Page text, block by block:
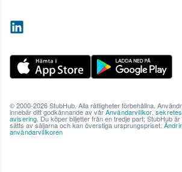
© 2000-2026 StubHub. Alla rättigheter förbehållna.
innebär ditt godkännande av vårAnvändarvillkor ,
avisering . Du köper biljetter från en tredje part; StubHub
sätts av säljarna och kan överstiga ursprungspriset.
användarvillkoren